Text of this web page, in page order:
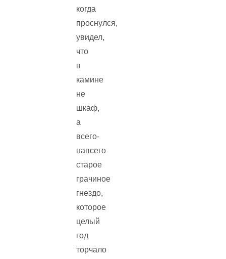
когда
проснулся,
увидел,
что
в
камине
не
шкаф,
а
всего-
навсего
старое
грачиное
гнездо,
которое
целый
год
торчало